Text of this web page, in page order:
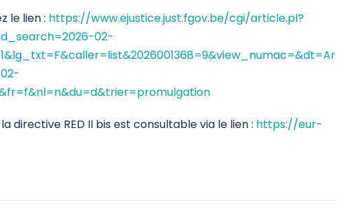
le lien : https://www.ejustice.just.fgov.be/cgi/article.pl?
02-
directive RED II bis est consultable via le lien : https://eur-